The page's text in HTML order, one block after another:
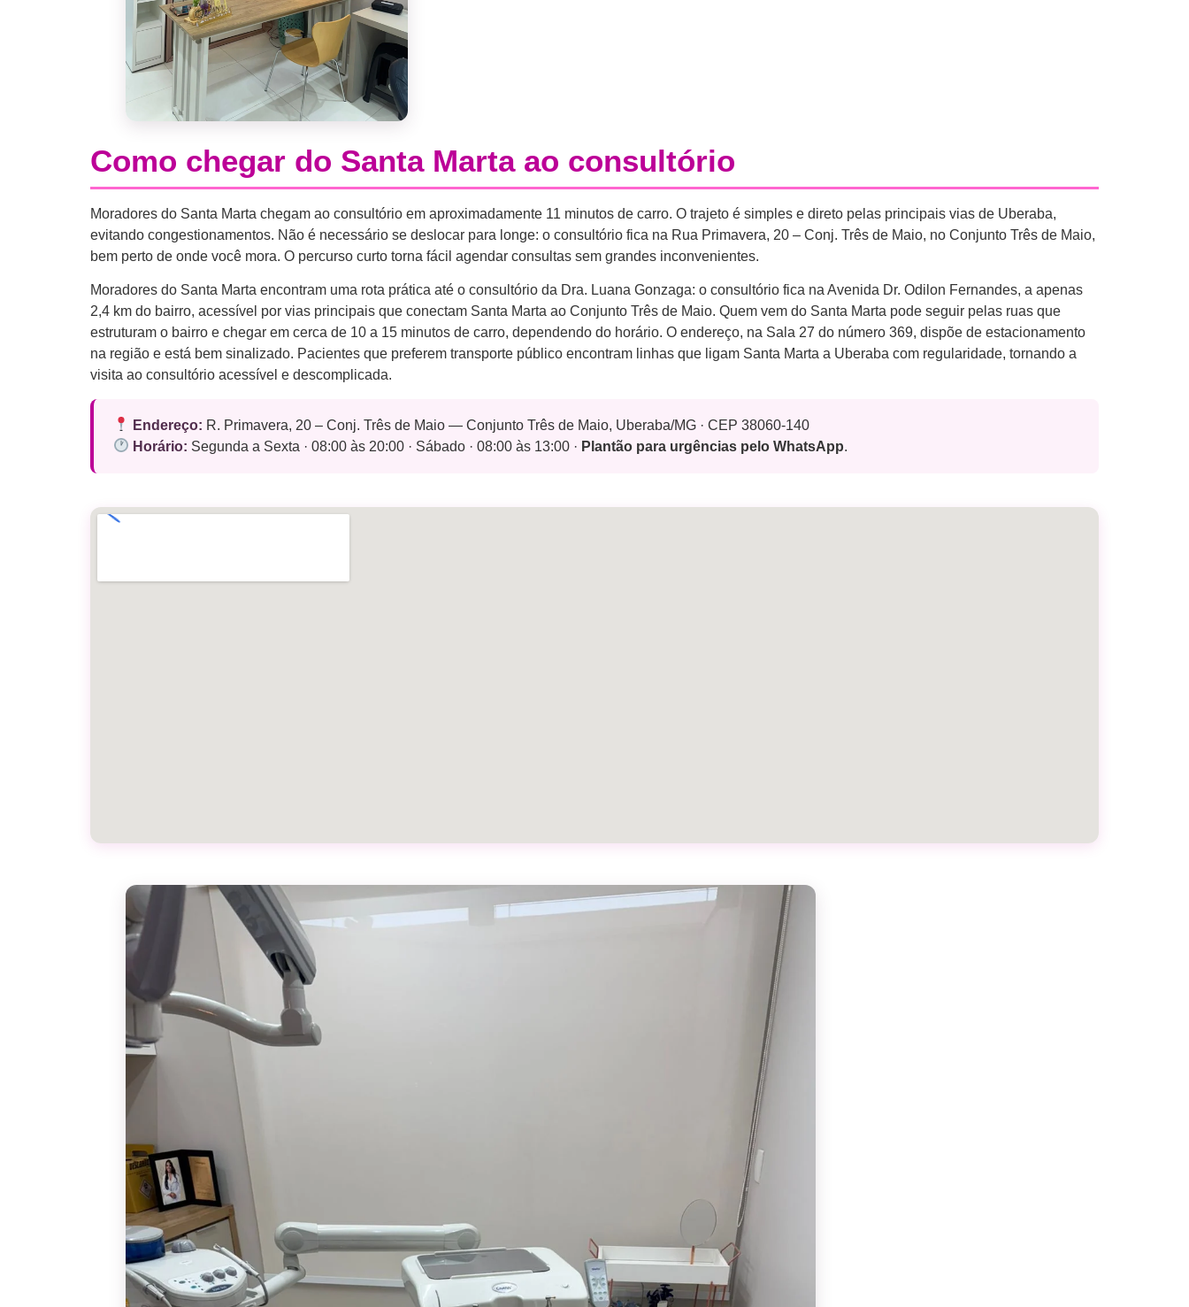
Como chegar do Santa Marta ao consultório
Moradores do Santa Marta chegam ao consultório em aproximadamente 11 minutos de carro. O trajeto é simples e direto pelas principais vias de Uberaba,
evitando congestionamentos. Não é necessário se deslocar para longe: o consultório fica na Rua Primavera, 20 – Conj. Três de Maio, no Conjunto Três de Maio,
bem perto de onde você mora. O percurso curto torna fácil agendar consultas sem grandes inconvenientes.
Moradores do Santa Marta encontram uma rota prática até o consultório da Dra. Luana Gonzaga: o consultório fica na Avenida Dr. Odilon Fernandes, a apenas
2,4 km do bairro, acessível por vias principais que conectam Santa Marta ao Conjunto Três de Maio. Quem vem do Santa Marta pode seguir pelas ruas que
estruturam o bairro e chegar em cerca de 10 a 15 minutos de carro, dependendo do horário. O endereço, na Sala 27 do número 369, dispõe de estacionamento
na região e está bem sinalizado. Pacientes que preferem transporte público encontram linhas que ligam Santa Marta a Uberaba com regularidade, tornando a
visita ao consultório acessível e descomplicada.
Endereço: R. Primavera, 20 – Conj. Três de Maio — Conjunto Três de Maio, Uberaba/MG · CEP 38060-140
Horário: Segunda a Sexta · 08:00 às 20:00 · Sábado · 08:00 às 13:00 · Plantão para urgências pelo WhatsApp.